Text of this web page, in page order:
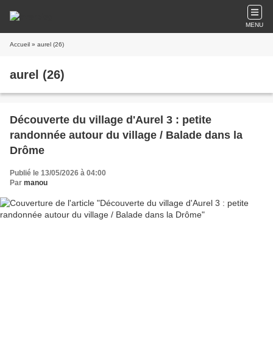
MENU
Accueil » aurel (26)
aurel (26)
Découverte du village d'Aurel 3 : petite
randonnée autour du village / Balade dans la
Drôme
Publié le 13/05/2026 à 04:00
Par manou